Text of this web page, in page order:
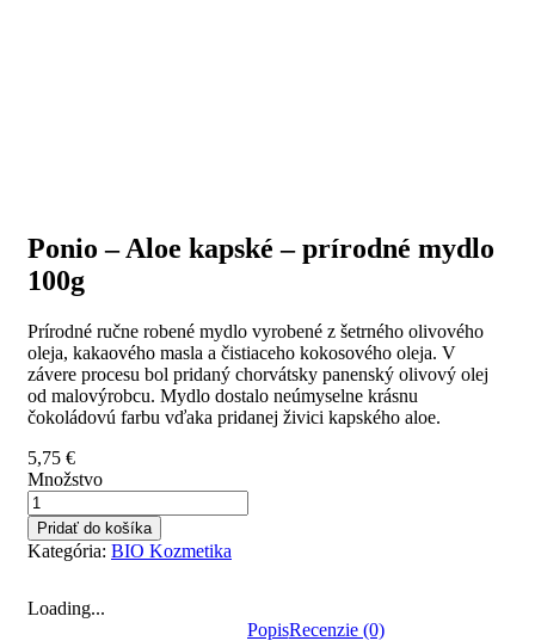
Ponio – Aloe kapské – prírodné mydlo
100g
Prírodné ručne robené mydlo vyrobené z šetrného olivového
oleja, kakaového masla a čistiaceho kokosového oleja. V
závere procesu bol pridaný chorvátsky panenský olivový olej
od malovýrobcu. Mydlo dostalo neúmyselne krásnu
čokoládovú farbu vďaka pridanej živici kapského aloe.
5,75 €
Množstvo
Pridať do košíka
Kategória: BIO Kozmetika
Loading...
PopisRecenzie (0)